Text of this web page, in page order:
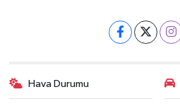
Hava Durumu